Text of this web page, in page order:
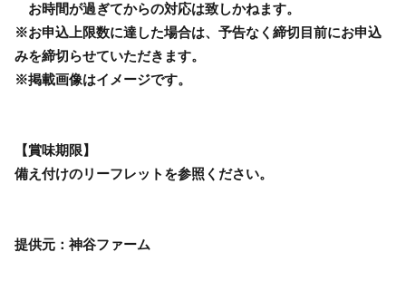
お時間が過ぎてからの対応は致しかねます。
※お申込上限数に達した場合は、予告なく締切目前にお申込
みを締切らせていただきます。
※掲載画像はイメージです。
【賞味期限】
備え付けのリーフレットを参照ください。
提供元：神谷ファーム